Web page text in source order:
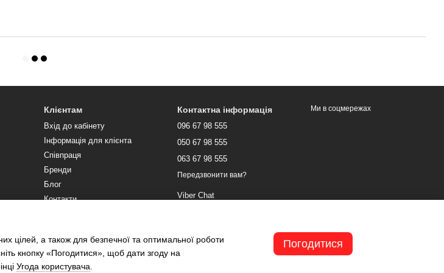
Клієнтам
Вхід до кабінету
Інформація для клієнта
Співпраця
Бренди
Блог
Контакти
Контактна інформація
096 67 98 555
050 67 98 555
063 67 98 555
Передзвонити вам?
Viber Chat
Ми в соцмережах
цілей, а також для безпечної та оптимальної роботи
кнопку «Погодитися», щоб дати згоду на
Угода користувача
Погодитися